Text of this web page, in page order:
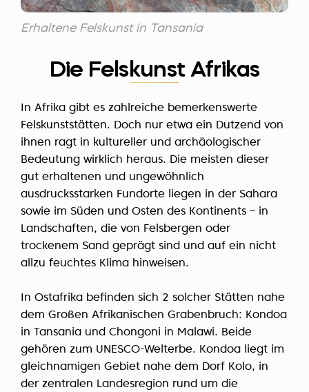
Erhaltene Felskunst in Tansania
Die Felskunst Afrikas
In Afrika gibt es zahlreiche bemerkenswerte
Felskunststätten. Doch nur etwa ein Dutzend von
ihnen ragt in kultureller und archäologischer
Bedeutung wirklich heraus. Die meisten dieser
gut erhaltenen und ungewöhnlich
ausdrucksstarken Fundorte liegen in der Sahara
sowie im Süden und Osten des Kontinents – in
Landschaften, die von Felsbergen oder
trockenem Sand geprägt sind und auf ein nicht
allzu feuchtes Klima hinweisen.
In Ostafrika befinden sich 2 solcher Stätten nahe
dem Großen Afrikanischen Grabenbruch: Kondoa
in Tansania und Chongoni in Malawi. Beide
gehören zum UNESCO-Welterbe. Kondoa liegt im
gleichnamigen Gebiet nahe dem Dorf Kolo, in
der zentralen Landesregion rund um die